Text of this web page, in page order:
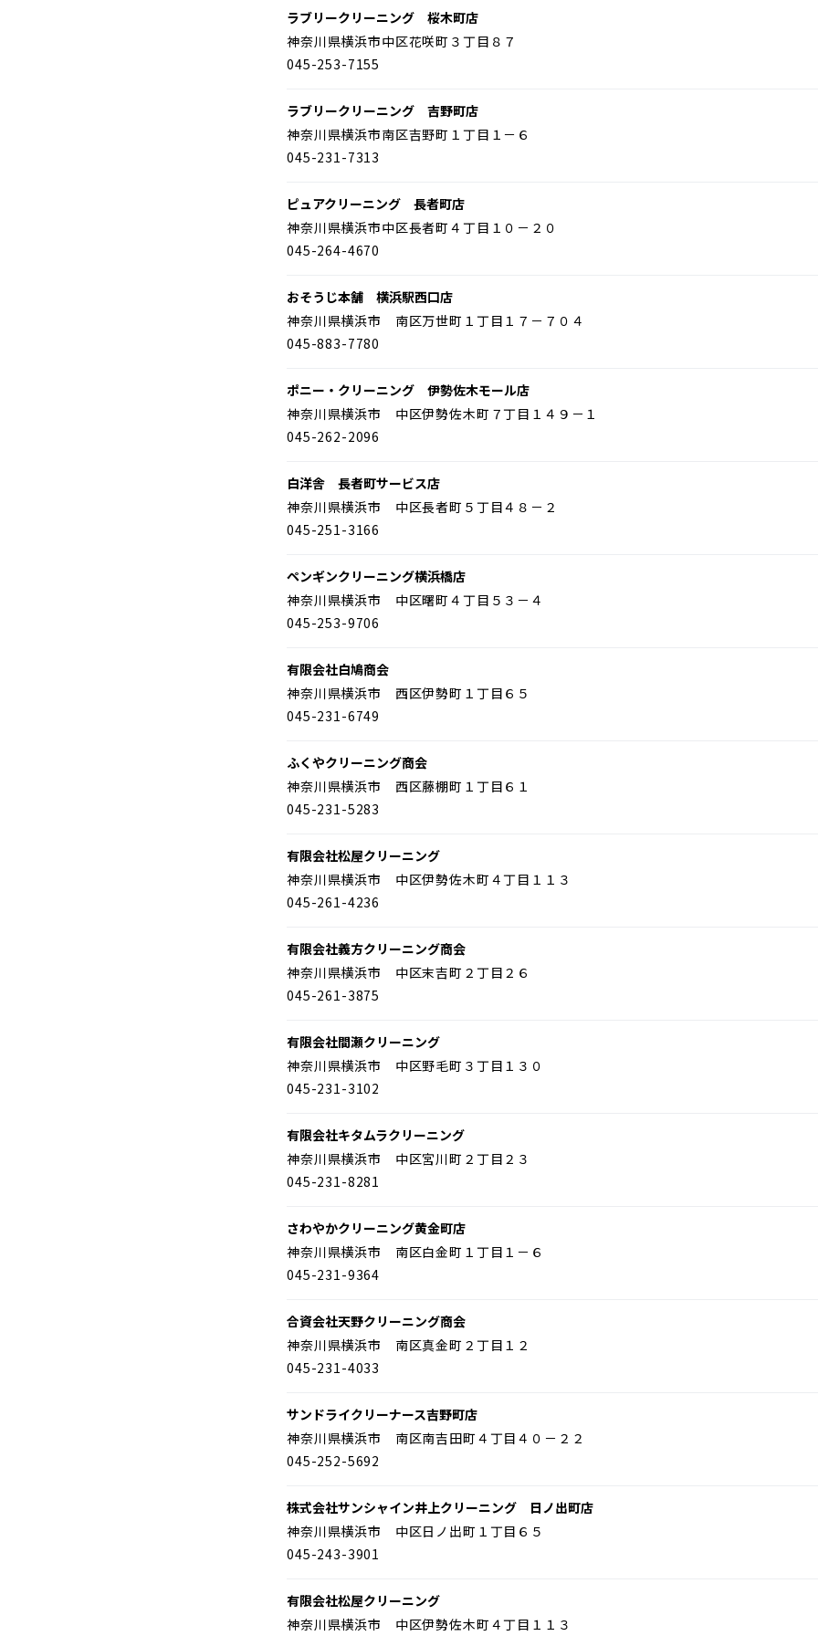
ラブリークリーニング 桜木町店
神奈川県横浜市中区花咲町３丁目８７
045-253-7155
ラブリークリーニング 吉野町店
神奈川県横浜市南区吉野町１丁目１－６
045-231-7313
ピュアクリーニング 長者町店
神奈川県横浜市中区長者町４丁目１０－２０
045-264-4670
おそうじ本舗 横浜駅西口店
神奈川県横浜市 南区万世町１丁目１７－７０４
045-883-7780
ポニー・クリーニング 伊勢佐木モール店
神奈川県横浜市 中区伊勢佐木町７丁目１４９－１
045-262-2096
白洋舎 長者町サービス店
神奈川県横浜市 中区長者町５丁目４８－２
045-251-3166
ペンギンクリーニング横浜橋店
神奈川県横浜市 中区曙町４丁目５３－４
045-253-9706
有限会社白鳩商会
神奈川県横浜市 西区伊勢町１丁目６５
045-231-6749
ふくやクリーニング商会
神奈川県横浜市 西区藤棚町１丁目６１
045-231-5283
有限会社松屋クリーニング
神奈川県横浜市 中区伊勢佐木町４丁目１１３
045-261-4236
有限会社義方クリーニング商会
神奈川県横浜市 中区末吉町２丁目２６
045-261-3875
有限会社間瀬クリーニング
神奈川県横浜市 中区野毛町３丁目１３０
045-231-3102
有限会社キタムラクリーニング
神奈川県横浜市 中区宮川町２丁目２３
045-231-8281
さわやかクリーニング黄金町店
神奈川県横浜市 南区白金町１丁目１－６
045-231-9364
合資会社天野クリーニング商会
神奈川県横浜市 南区真金町２丁目１２
045-231-4033
サンドライクリーナース吉野町店
神奈川県横浜市 南区南吉田町４丁目４０－２２
045-252-5692
株式会社サンシャイン井上クリーニング 日ノ出町店
神奈川県横浜市 中区日ノ出町１丁目６５
045-243-3901
有限会社松屋クリーニング
神奈川県横浜市 中区伊勢佐木町４丁目１１３